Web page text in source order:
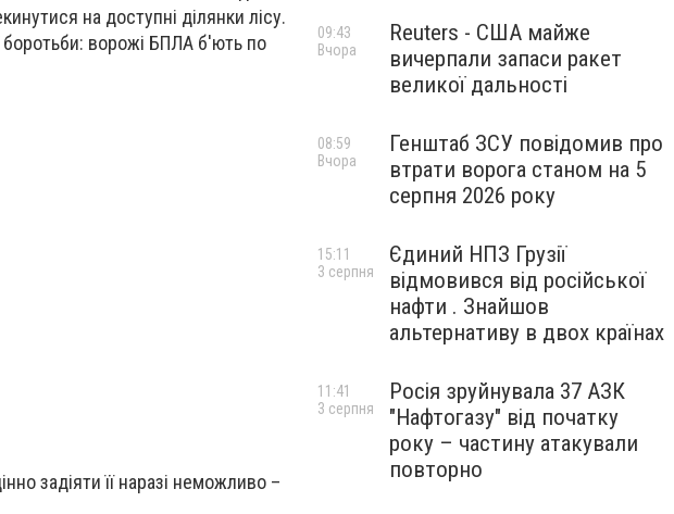
на доступні ділянки лісу.
боротьби: ворожі БПЛА б'ють по
задіяти її наразі неможливо –
Reuters - США майже
вичерпали запаси ракет
великої дальності
09:43
Вчора
Генштаб ЗСУ повідомив про
втрати ворога станом на 5
серпня 2026 року
08:59
Вчора
Єдиний НПЗ Грузії
відмовився від російської
нафти . Знайшов
альтернативу в двох країнах
15:11
3 серпня
Росія зруйнувала 37 АЗК
"Нафтогазу" від початку
року – частину атакували
повторно
11:41
3 серпня